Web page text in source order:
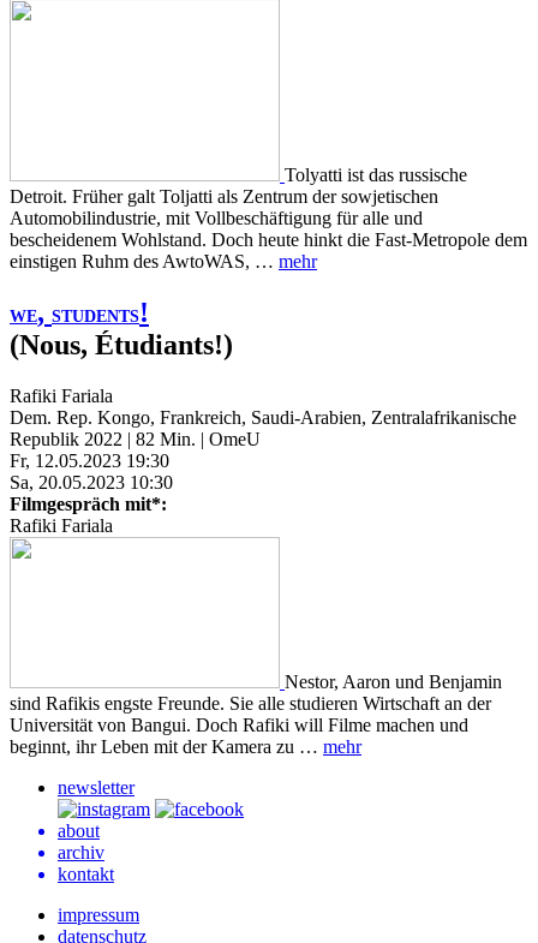
Tolyatti ist das russische
Detroit. Früher galt Toljatti als Zentrum der sowjetischen
Automobilindustrie, mit Vollbeschäftigung für alle und
bescheidenem Wohlstand. Doch heute hinkt die Fast-Metropole dem
einstigen Ruhm des AwtoWAS, … mehr
WE, STUDENTS!
(Nous, Étudiants!)
Rafiki Fariala
Dem. Rep. Kongo, Frankreich, Saudi-Arabien, Zentralafrikanische
Republik 2022 | 82 Min. | OmeU
Fr, 12.05.2023 19:30
Sa, 20.05.2023 10:30
Filmgespräch mit*:
Rafiki Fariala
Nestor, Aaron und Benjamin
sind Rafikis engste Freunde. Sie alle studieren Wirtschaft an der
Universität von Bangui. Doch Rafiki will Filme machen und
beginnt, ihr Leben mit der Kamera zu … mehr
newsletter
about
archiv
kontakt
impressum
datenschutz